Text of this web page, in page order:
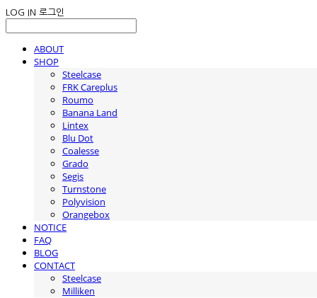
LOG IN 로그인
ABOUT
SHOP
Steelcase
FRK Careplus
Roumo
Banana Land
Lintex
Blu Dot
Coalesse
Grado
Segis
Turnstone
Polyvision
Orangebox
NOTICE
FAQ
BLOG
CONTACT
Steelcase
Milliken